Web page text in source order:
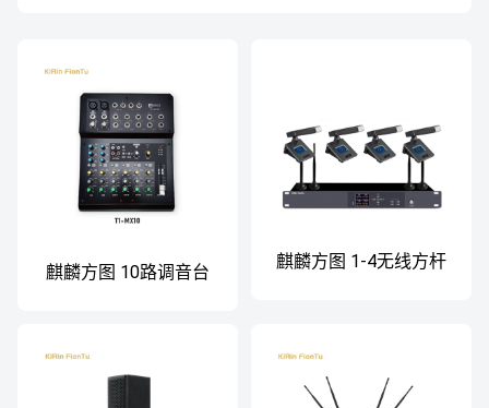
麒麟方图 10路调音台
麒麟方图 1-4无线方杆